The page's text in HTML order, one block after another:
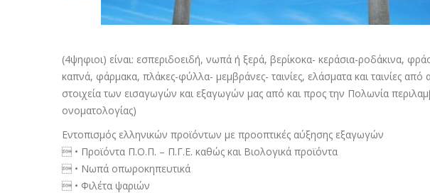
(4ψηφιοι) είναι: εσπεριδοειδή, νωπά ή ξερά, βερίκοκα- κεράσια-ροδάκινα,
καπνά, φάρµακα, πλάκες-φύλλα- µεµβράνες- ταινίες, ελάσµατα και ταινίες
στοιχεία των εισαγωγών και εξαγωγών µας από και προς την Πολωνία
ονοµατολογίας)
Εντοπισµός ελληνικών προϊόντων µε προοπτικές αύξησης εξαγωγών
 • Προϊόντα Π.Ο.Π. – Π.Γ.Ε. καθώς και Βιολογικά προϊόντα
 • Νωπά οπωροκηπευτικά
 • Φιλέτα ψαριών